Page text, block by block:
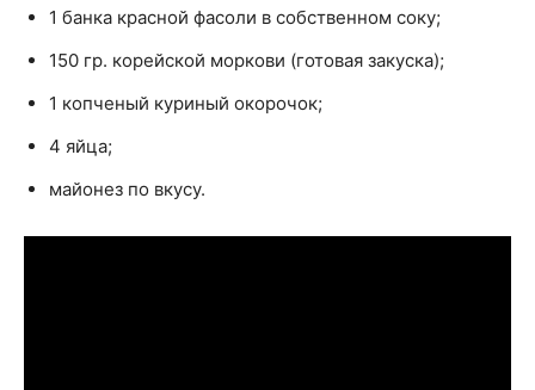
1 банка красной фасоли в собственном соку;
150 гр. корейской моркови (готовая закуска);
1 копченый куриный окорочок;
4 яйца;
майонез по вкусу.